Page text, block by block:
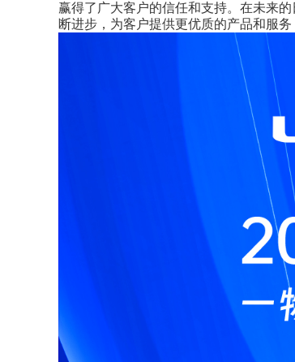
赢得了广大客户的信任和支持。在未来
断进步，为客户提供更优质的产品和服务